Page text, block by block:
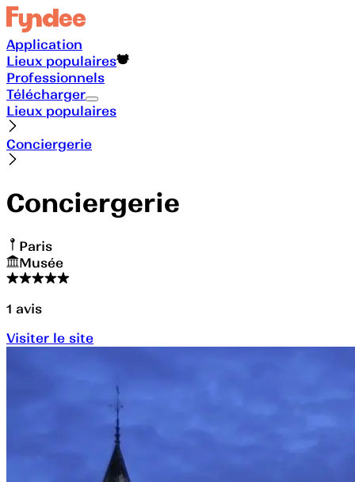
Application
Lieux populaires
Professionnels
Télécharger
Lieux populaires
Conciergerie
Conciergerie
Paris
Musée
1 avis
Visiter le site